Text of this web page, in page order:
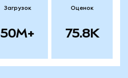
Загрузок
50M+
Оценок
75.8K